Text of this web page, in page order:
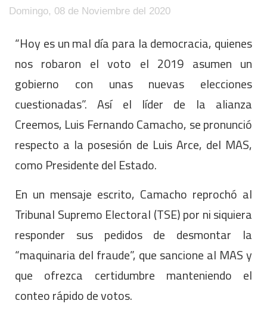
Domingo, 08 de Noviembre del 2020
“Hoy es un mal día para la democracia, quienes
nos robaron el voto el 2019 asumen un
gobierno con unas nuevas elecciones
cuestionadas”. Así el líder de la alianza
Creemos, Luis Fernando Camacho, se pronunció
respecto a la posesión de Luis Arce, del MAS,
como Presidente del Estado.
En un mensaje escrito, Camacho reprochó al
Tribunal Supremo Electoral (TSE) por ni siquiera
responder sus pedidos de desmontar la
“maquinaria del fraude”, que sancione al MAS y
que ofrezca certidumbre manteniendo el
conteo rápido de votos.